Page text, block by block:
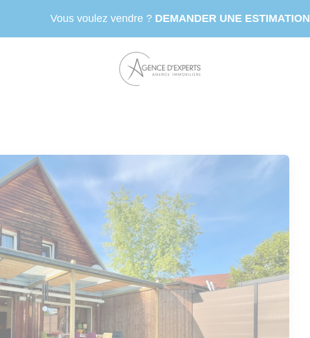
Vous voulez vendre ? DEMANDER UNE ESTIMATION